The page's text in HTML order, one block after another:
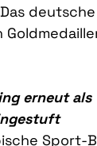
erneut als
Sport-